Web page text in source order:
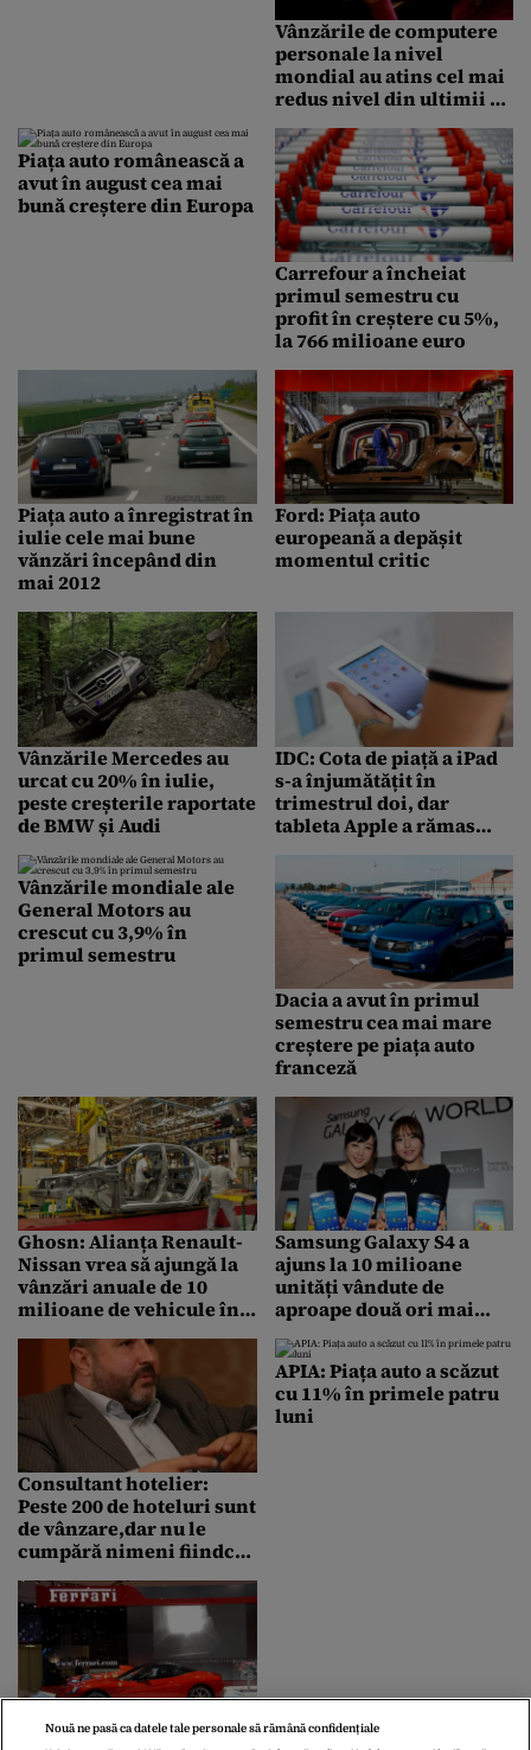
Vânzările de computere
personale la nivel
mondial au atins cel mai
redus nivel din ultimii 5
Piața auto românească a
avut în august cea mai
bună creștere din Europa
Carrefour a încheiat
primul semestru cu
profit în creștere cu 5%,
la 766 milioane euro
Piața auto a înregistrat în
iulie cele mai bune
vănzări începând din
mai 2012
Ford: Piața auto
europeană a depășit
momentul critic
Vânzările Mercedes au
urcat cu 20% în iulie,
peste creșterile raportate
de BMW și Audi
IDC: Cota de piață a iPad
s-a înjumătățit în
trimestrul doi, dar
tableta Apple a rămas
Vânzările mondiale ale
General Motors au
crescut cu 3,9% în
primul semestru
Dacia a avut în primul
semestru cea mai mare
creștere pe piața auto
franceză
Ghosn: Alianța Renault-
Nissan vrea să ajungă la
vânzări anuale de 10
milioane de vehicule în
Samsung Galaxy S4 a
ajuns la 10 milioane
unități vândute de
aproape două ori mai
Consultant hotelier:
Peste 200 de hoteluri sunt
de vânzare,dar nu le
cumpără nimeni fiindcă
APIA: Piața auto a scăzut
cu 11% în primele patru
luni
Motivul pentru care
Nouă ne pasă ca datele tale personale să rămână confidențiale